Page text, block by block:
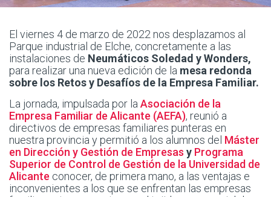
El viernes 4 de marzo de 2022 nos desplazamos al
Parque industrial de Elche, concretamente a las
instalaciones de Neumáticos Soledad y Wonders,
para realizar una nueva edición de la mesa redonda
sobre los Retos y Desafíos de la Empresa Familiar.
La jornada, impulsada por la Asociación de la
Empresa Familiar de Alicante (AEFA), reunió a
directivos de empresas familiares punteras en
nuestra provincia y permitió a los alumnos del Máster
en Dirección y Gestión de Empresas y Programa
Superior de Control de Gestión de la Universidad de
Alicante conocer, de primera mano, a las ventajas e
inconvenientes a los que se enfrentan las empresas